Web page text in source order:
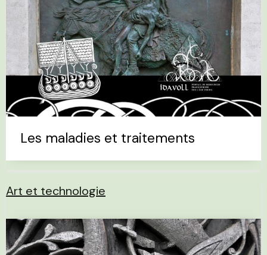
Les maladies et traitements
Art et technologie